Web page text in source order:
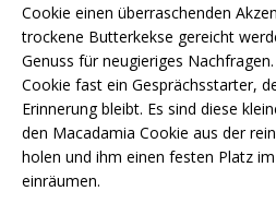
Cookie einen überraschenden
trockene Butterkekse gereicht
Genuss für neugieriges
Cookie fast ein Gesprächsstarter,
Erinnerung bleibt. Es sind diese
den Macadamia Cookie aus der
holen und ihm einen festen Platz
einräumen.